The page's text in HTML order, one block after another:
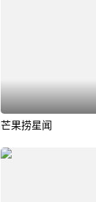
芒果捞星闻